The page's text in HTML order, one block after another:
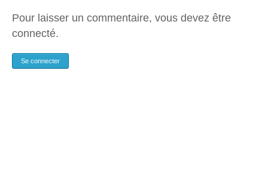
Pour laisser un commentaire, vous devez être
connecté.
Se connecter